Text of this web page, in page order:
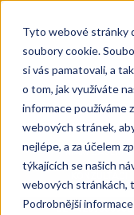
Tyto webové stránky
soubory cookie.
si vás pamatovali, a
o tom, jak využíváte
informace používáme
webových stránek,
nejlépe, a za účelem
týkajících se našich
webových stránkách,
Podrobnější
hlavnímu
obsahu
MÁM ZÁJEM O
CZ